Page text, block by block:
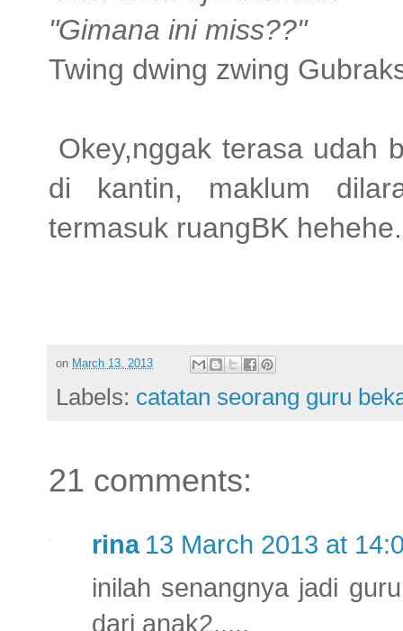
"Gimana ini miss??"
Twing dwing zwing
Okey,nggak terasa udah
di kantin, maklum
termasuk ruangBK
on March 13, 2013
Labels: catatan seorang guru
21 comments:
rina 13 March 2013 at
inilah senangnya jadi
dari anak2.....